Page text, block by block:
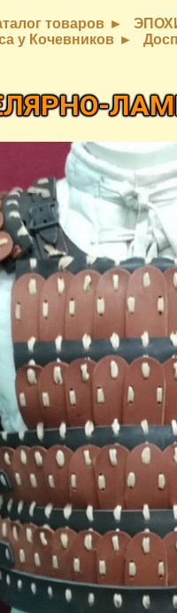
товаров
у Кочевников